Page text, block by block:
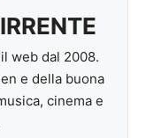
web dal 2008.
e della buona
cinema e